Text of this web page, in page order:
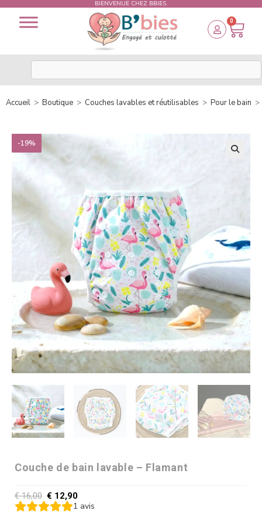
BIENVENUE CHEZ BBIES.
0
Accueil > Boutique > Couches lavables et réutilisables > Pour le bain >
-19%
Couche de bain lavable – Flamant
€16,00 € 12,90
1 avis